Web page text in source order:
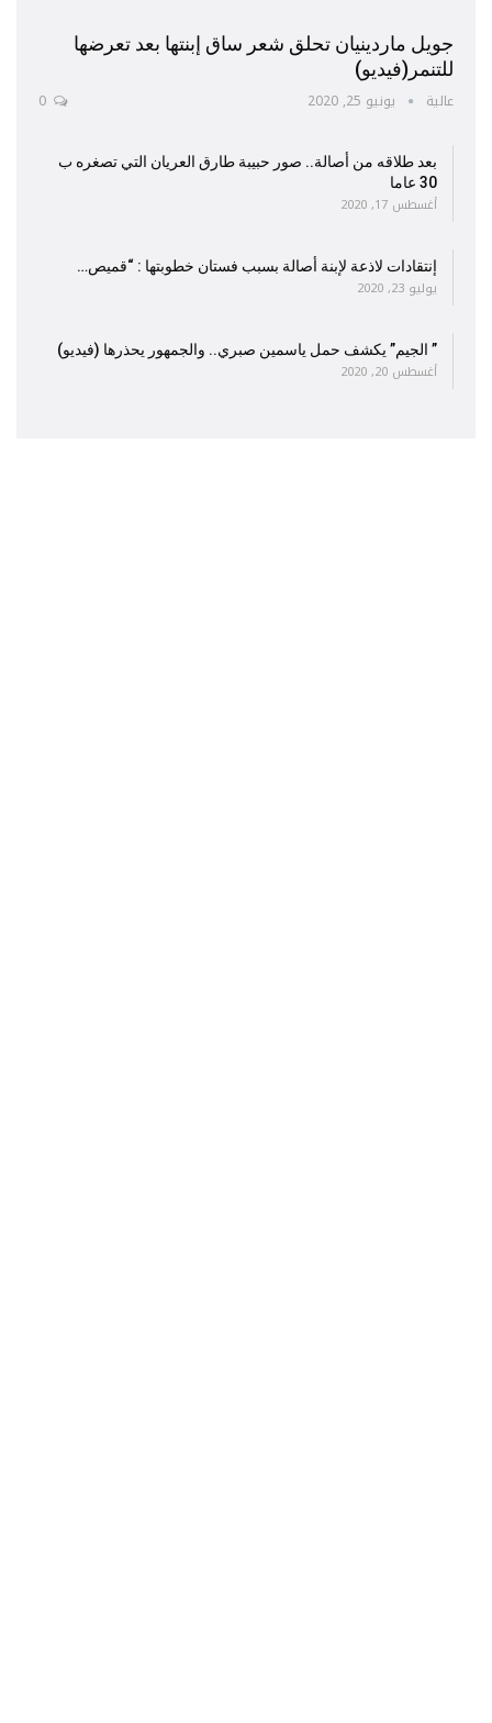
جويل ماردينيان تحلق شعر ساق إبنتها بعد تعرضها
للتنمر(فيديو)
عالية يونيو 25, 2020
بعد طلاقه من أصالة.. صور حبيبة طارق العريان التي تصغره ب
30 عاما
أغسطس 17, 2020
إنتقادات لاذعة لإبنة أصالة بسبب فستان خطوبتها : “قميص…
يوليو 23, 2020
” الجيم” يكشف حمل ياسمين صبري.. والجمهور يحذرها (فيديو)
أغسطس 20, 2020